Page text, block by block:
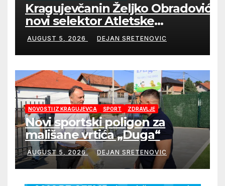
Kragujevčanin Željko Obradović
novi selektor Atletske
reprezentacije Srbije
AUGUST 5, 2026 DEJAN SRETENOVIC
NOVOSTI IZ KRAGUJEVCA SPORT ZDRAVLJE
Novi sportski poligon za
mališane vrtića „Duga“
AUGUST 5, 2026 DEJAN SRETENOVIC